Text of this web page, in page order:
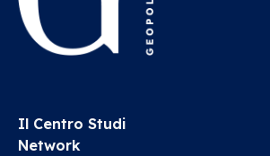
Il Centro Studi
Network